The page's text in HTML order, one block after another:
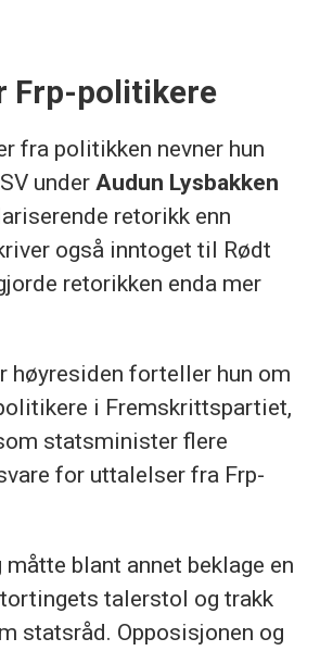
Frp-politikere
fra politikken nevner hun
under Audun Lysbakken
retorikk enn
også inntoget til Rødt
retorikken enda mer
høyresiden forteller hun om
i Fremskrittspartiet,
statsminister flere
for uttalelser fra Frp-
måtte blant annet beklage en
talerstol og trakk
statsråd. Opposisjonen og